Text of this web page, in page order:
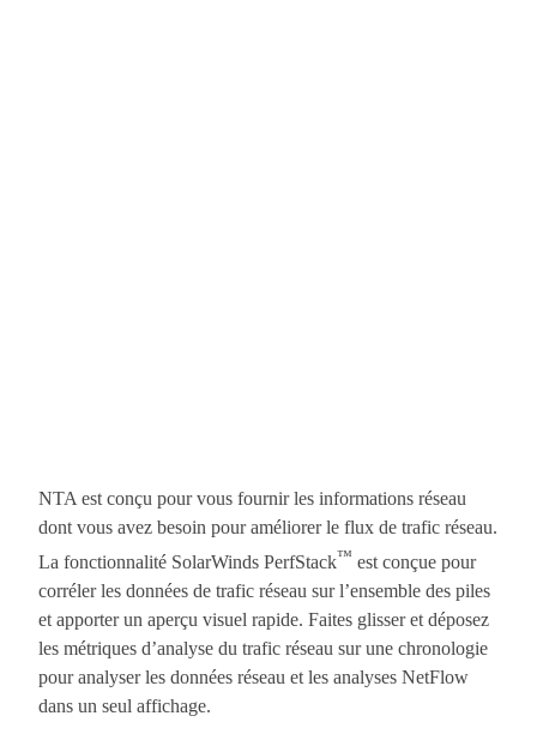
NTA est conçu pour vous fournir les informations réseau
dont vous avez besoin pour améliorer le flux de trafic réseau.
La fonctionnalité SolarWinds PerfStack™ est conçue pour
corréler les données de trafic réseau sur l’ensemble des piles
et apporter un aperçu visuel rapide. Faites glisser et déposez
les métriques d’analyse du trafic réseau sur une chronologie
pour analyser les données réseau et les analyses NetFlow
dans un seul affichage.